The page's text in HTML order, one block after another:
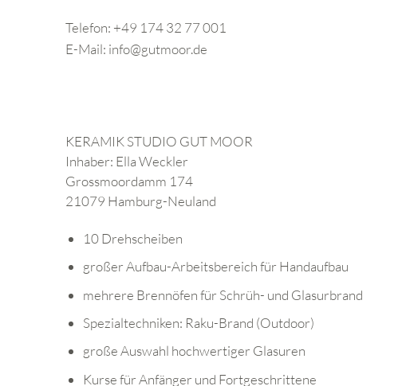
Telefon: +49 174 32 77 001
E-Mail: info@gutmoor.de
KERAMIK STUDIO GUT MOOR
Inhaber: Ella Weckler
Grossmoordamm 174
21079 Hamburg-Neuland
10 Drehscheiben
großer Aufbau-Arbeitsbereich für Handaufbau
mehrere Brennöfen für Schrüh- und Glasurbrand
Spezialtechniken: Raku-Brand (Outdoor)
große Auswahl hochwertiger Glasuren
Kurse für Anfänger und Fortgeschrittene